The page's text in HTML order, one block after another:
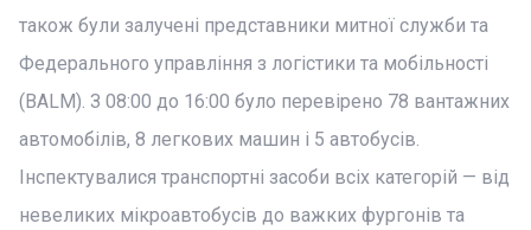
також були залучені представники митної служби та
Федерального управління з логістики та мобільності
(BALM). З 08:00 до 16:00 було перевірено 78 вантажних
автомобілів, 8 легкових машин і 5 автобусів.
Інспектувалися транспортні засоби всіх категорій — від
невеликих мікроавтобусів до важких фургонів та